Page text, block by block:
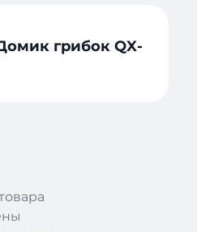
грибок QX-